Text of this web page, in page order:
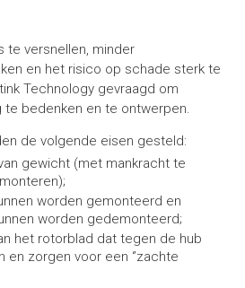
te versnellen, minder
en het risico op schade sterk te
Technology gevraagd om
bedenken en te ontwerpen.
de volgende eisen gesteld:
worden gedemonteerd;
en zorgen voor een ‘’zachte